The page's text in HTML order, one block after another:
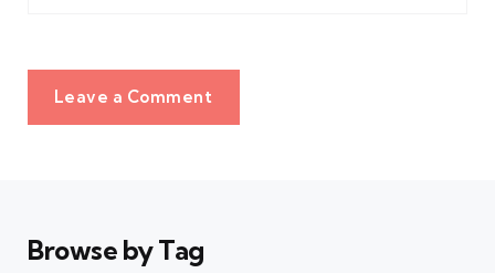
Leave a Comment
Browse by Tag